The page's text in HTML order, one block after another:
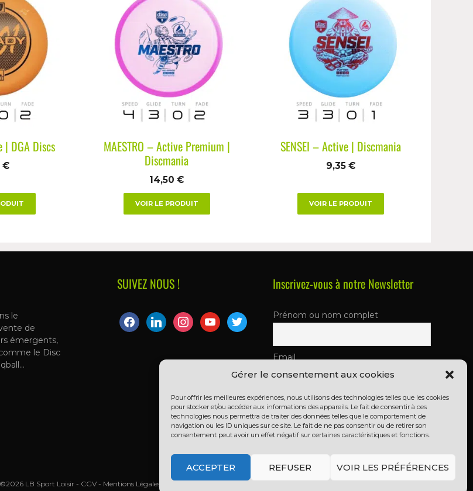
Gérer le consentement aux cookies
Pour offrir les meilleures expériences, nous utilisons des technologies telles que les cookies
pour stocker et/ou accéder aux informations des appareils. Le fait de consentir à ces
technologies nous permettra de traiter des données telles que le comportement de
navigation ou les ID uniques sur ce site. Le fait de ne pas consentir ou de retirer son
consentement peut avoir un effet négatif sur certaines caractéristiques et fonctions.
ACCEPTER REFUSER VOIR LES PRÉFÉRENCES
| DGA Discs
€
MAESTRO – Active Premium |
Discmania
14,50€
VOIR LE PRODUIT
SENSEI – Active | Discmania
9,35€
VOIR LE PRODUIT
le
de
émergents,
le Disc
SUIVEZ NOUS ! Inscrivez-vous à notre Newsletter
Prénom ou nom complet
Email
En continuant, vous acceptez la
politique de confidentialité
©2026 LB Sport Loisir - CGV- Mentions Légales